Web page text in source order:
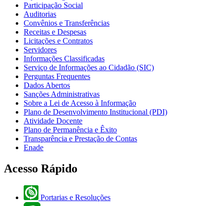
Participação Social
Auditorias
Convênios e Transferências
Receitas e Despesas
Licitações e Contratos
Servidores
Informações Classificadas
Serviço de Informações ao Cidadão (SIC)
Perguntas Frequentes
Dados Abertos
Sanções Administrativas
Sobre a Lei de Acesso à Informação
Plano de Desenvolvimento Institucional (PDI)
Atividade Docente
Plano de Permanência e Êxito
Transparência e Prestação de Contas
Enade
Acesso Rápido
Portarias e Resoluções